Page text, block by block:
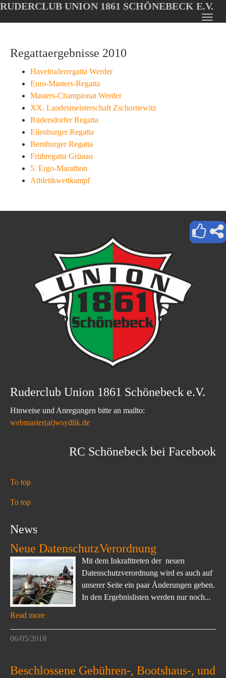
Oops, an error occurred! Code: 202608071745185e451a4d
main
RUDERCLUB UNION 1861 SCHÖNEBECK E.V.
Regattaergebnisse 2010
Havelruderregatta Werder
Euro-Masters-Regatta
Masters-Championat Werder
XX. Landesmeisterschaft Zschornewitz
Rüdersdorfer Regatta
Eilenburger Regatta
Bernburger Regatta
Frühregatta Grünau
5. Ergo-Marathon
Athletikwettkampf
Ruderclub Union 1861 Schönebeck e.V.
Hinweise und Anregungen bitte an mailto:
webmaster(at)wsydlik.de
RC Schönebeck bei Facebook
To top
To top
News
Neue DatenschutzVerordnung
Mit dem Inkrafttreten der neuen
Datenschutzverordnung wird es auch auf
unserer Seite ein paar Änderungen geben.
In den Ergebnislisten werden nur noch...
Read more
06/05/2018
Beschlossene Gebühren-, Bootshaus-, und